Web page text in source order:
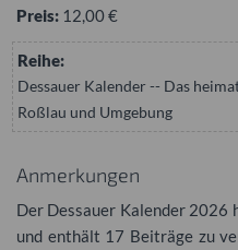
Preis: 12,00 €
Reihe:
Dessauer Kalender -- Das
Roßlau und Umgebung
Anmerkungen
Der Dessauer Kalender 2026
und enthält 17 Beiträge zu